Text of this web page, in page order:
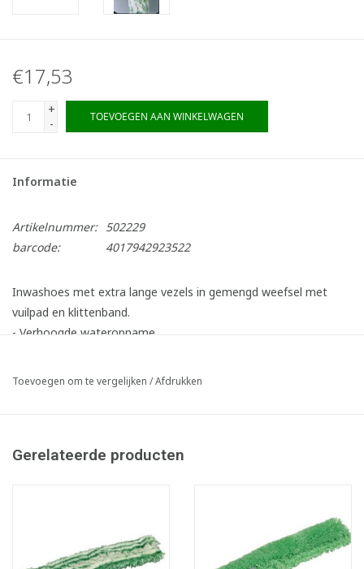
€17,53
+
-
TOEVOEGEN AAN WINKELWAGEN
Informatie
Artikelnummer: 502229
barcode:
4017942923522
Inwashoes met extra lange vezels in gemengd weefsel met
vuilpad en klittenband.
- Verhoogde wateropname.
- Ideaal voor grote oppervlakken..
Toevoegen om te vergelijken /Afdrukken
Gerelateerde producten